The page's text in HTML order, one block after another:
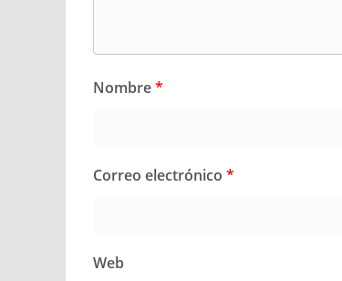
Nombre*
Correo electrónico *
Web